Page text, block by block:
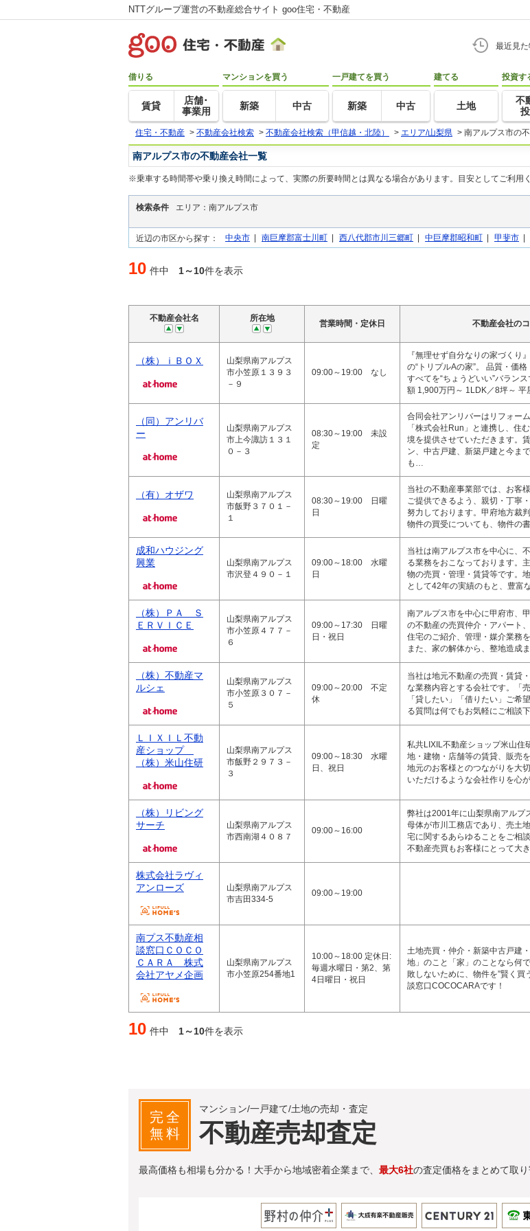
NTTグループ運営の不動産総合サイト goo住宅・不動産
最近見
借りる
賃貸
店舗･
事業用
マンションを買う
新築 中古
一戸建てを買う
新築 中古
建てる
土地
投資す
不
住宅・不動産 > 不動産会社検索 > 不動産会社検索（甲信越・北陸） > エリア/山梨県 > 南アルプス市の
南アルプス市の不動産会社一覧
※乗車する時間帯や乗り換え時間によって、実際の所要時間とは異なる場合があります。目安としてご利用く
検索条件 エリア：南アルプス市
近辺の市区から探す： 中央市 | 南巨摩郡富士川町 | 西八代郡市川三郷町 | 中巨摩郡昭和町 | 甲斐市 |
10 件中 1～10件を表示
不動産会社名 所在地
営業時間・定休日 不動産会社の
（株）ｉＢＯＸ
山梨県南アルプス
市小笠原１３９３
－９
09:00～19:00 なし
『無理せず自分なりの家づく
の“トリプルAの家”。 品質・価格
すべてを“ちょうどいい”バラン
額 1,900万円～ 1LDK／8坪～
（同）アンリバ
ー
山梨県南アルプス
市上今諏訪１３１
０－３
08:30～19:00 未設
定
合同会社アンリバーはリフォー
「株式会社Run」と連携し、住
境を提供させていただきます。
ン、中古戸建、新築戸建と今ま
も…
（有）オザワ
山梨県南アルプス
市飯野３７０１－
１
08:30～19:00 日曜
日
当社の不動産事業部では、お客
ご提供できるよう、親切・丁寧
努力しております。甲府地方裁
物件の買受についても、物件の
成和ハウジング
興業
山梨県南アルプス
市沢登４９０－１
09:00～18:00 水曜
日
当社は南アルプス市を中心に、
る業務をおこなっております。
物の売買・管理・賃貸等です。
として42年の実績のもと、豊富
（株）ＰＡ Ｓ
ＥＲＶＩＣＥ
山梨県南アルプス
市小笠原４７７－
６
09:00～17:30 日曜
日・祝日
南アルプス市を中心に甲府市、
の不動産の売買仲介・アパート
住宅のご紹介、管理・媒介業務
また、家の解体から、整地造成
（株）不動産マ
ルシェ
山梨県南アルプス
市小笠原３０７－
５
09:00～20:00 不定
休
当社は地元不動産の売買・賃貸
な業務内容とする会社です。「
「貸したい」「借りたい」ご希
る質問は何でもお気軽にご相談
ＬＩＸＩＬ不動
産ショップ
（株）米山住研
山梨県南アルプス
市飯野２９７３－
３
09:00～18:30 水曜
日、祝日
私共LIXIL不動産ショップ米山住
地・建物・店舗等の賃貸、販売
地元のお客様とのつながりを大
いただけるような会社作りを心
（株）リビング
サーチ
山梨県南アルプス
市西南湖４０８７
09:00～16:00
弊社は2001年に山梨県南アルプ
母体が市川工務店であり、売土
宅に関するあらゆることをご相
不動産売買もお客様にとって大
株式会社ラヴィ
アンローズ
山梨県南アルプス
市吉田334-5
09:00～19:00
南プス不動産相
談窓口ＣＯＣＯ
ＣＡＲＡ 株式
会社アヤメ企画
山梨県南アルプス
市小笠原254番地1
10:00～18:00 定休日:
毎週水曜日・第2、第
4日曜日・祝日
土地売買・仲介・新築中古戸建
地」のこと「家」のことなら何
敗しないために、物件を”賢く買
談窓口COCOCARAです！
10 件中 1～10件を表示
完全
無料
マンション/一戸建て/土地の売却・査定
不動産売却査定
最高価格も相場も分かる！大手から地域密着企業まで、 最大6社の査定価格をまとめて取り